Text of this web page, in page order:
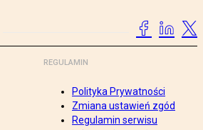
REGULAMIN
Polityka Prywatności
Zmiana ustawień zgód
Regulamin serwisu